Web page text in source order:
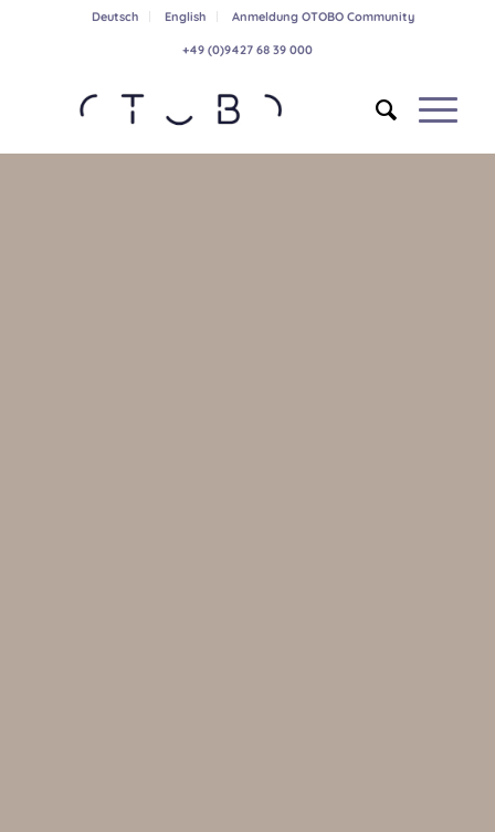
Deutsch English Anmeldung OTOBO Community
+49 (0)9427 68 39 000